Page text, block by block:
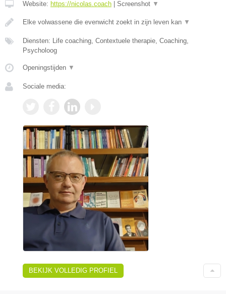
Website: https://nicolas.coach Screenshot ▼
Elke volwassene die evenwicht zoekt in zijn leven kan ▼
Diensten: Life coaching, Contextuele therapie, Coaching,
Psycholoog
Openingstijden ▼
Sociale media:
BEKIJK VOLLEDIG PROFIEL